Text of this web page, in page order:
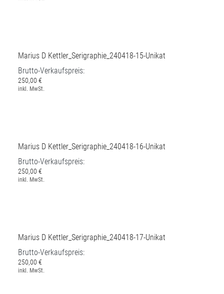
Marius D Kettler_Serigraphie_240418-15-Unikat